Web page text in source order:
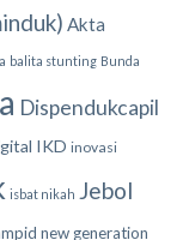
Akta
balita stunting Bunda
Dispendukcapil
IKD inovasi
isbat nikah Jebol
new generation